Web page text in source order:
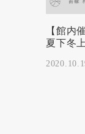
【館内
夏下冬